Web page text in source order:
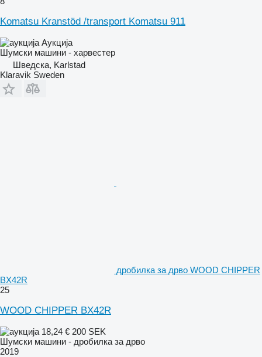
Komatsu Kranstöd /transport Komatsu 911
Аукција
Шумски машини - харвестер
Шведска, Karlstad
Klaravik Sweden
дробилка за дрво WOOD CHIPPER
BX42R
25
WOOD CHIPPER BX42R
18,24 € 200 SEK
Шумски машини - дробилка за дрво
2019